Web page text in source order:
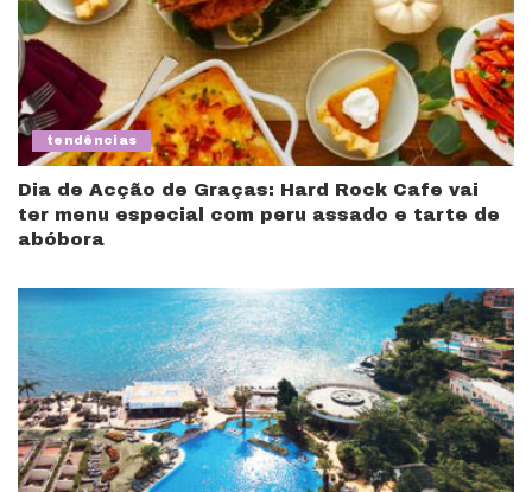
tendências
Dia de Acção de Graças: Hard Rock Cafe vai
ter menu especial com peru assado e tarte de
abóbora